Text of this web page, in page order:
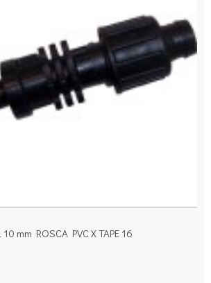
mm ROSCA PVC X TAPE 16